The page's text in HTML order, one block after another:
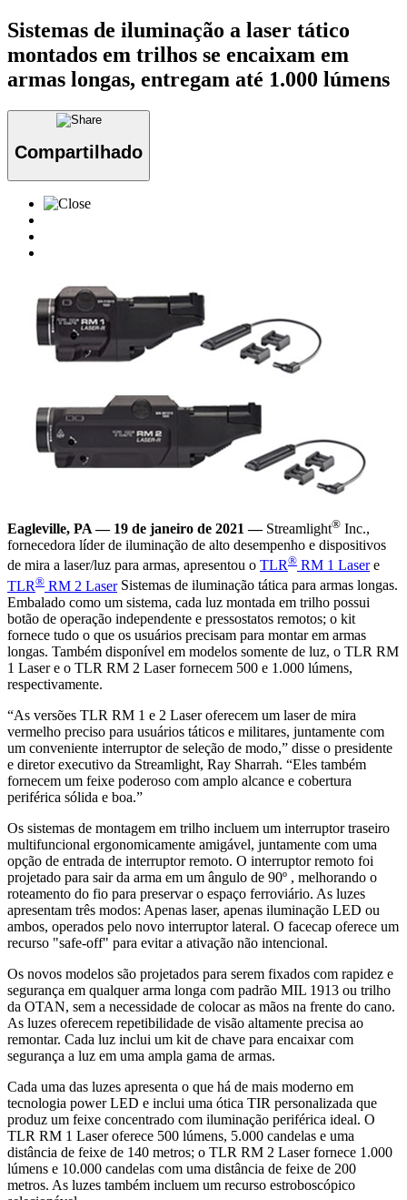
Sistemas de iluminação a laser tático
montados em trilhos se encaixam em
armas longas, entregam até 1.000 lúmens
Compartilhado
Eagleville, PA— 19 de janeiro de 2021— Streamlight® Inc.,
fornecedora líder de iluminação de alto desempenho e dispositivos
de mira a laser/luz para armas, apresentou o TLR® RM 1 Lasere
TLR® RM 2 LaserSistemas de iluminação tática para armas longas.
Embalado como um sistema, cada luz montada em trilho possui
botão de operação independente e pressostatos remotos; o kit
fornece tudo o que os usuários precisam para montar em armas
longas. Também disponível em modelos somente de luz, o TLR RM
1 Laser e o TLR RM 2 Laser fornecem 500 e 1.000 lúmens,
respectivamente.
“As versões TLR RM 1 e 2 Laser oferecem um laser de mira
vermelho preciso para usuários táticos e militares, juntamente com
um conveniente interruptor de seleção de modo,” disse o presidente
e diretor executivo da Streamlight, Ray Sharrah. “Eles também
fornecem um feixe poderoso com amplo alcance e cobertura
periférica sólida e boa.”
Os sistemas de montagem em trilho incluem um interruptor traseiro
multifuncional ergonomicamente amigável, juntamente com uma
opção de entrada de interruptor remoto. O interruptor remoto foi
projetado para sair da arma em um ângulo de 90º , melhorando o
roteamento do fio para preservar o espaço ferroviário. As luzes
apresentam três modos: Apenas laser, apenas iluminação LED ou
ambos, operados pelo novo interruptor lateral. O facecap oferece um
recurso "safe-off" para evitar a ativação não intencional.
Os novos modelos são projetados para serem fixados com rapidez e
segurança em qualquer arma longa com padrão MIL 1913 ou trilho
da OTAN, sem a necessidade de colocar as mãos na frente do cano.
As luzes oferecem repetibilidade de visão altamente precisa ao
remontar. Cada luz inclui um kit de chave para encaixar com
segurança a luz em uma ampla gama de armas.
Cada uma das luzes apresenta o que há de mais moderno em
tecnologia power LED e inclui uma ótica TIR personalizada que
produz um feixe concentrado com iluminação periférica ideal. O
TLR RM 1 Laser oferece 500 lúmens, 5.000 candelas e uma
distância de feixe de 140 metros; o TLR RM 2 Laser fornece 1.000
lúmens e 10.000 candelas com uma distância de feixe de 200
metros. As luzes também incluem um recurso estroboscópico